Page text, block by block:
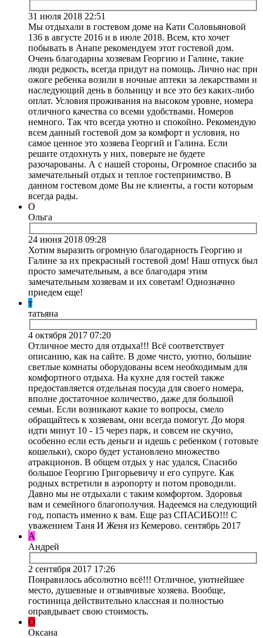
31 июля 2018 22:51
Мы отдыхали в гостевом доме на Кати Соловьяновой
136 в августе 2016 и в июле 2018. Всем, кто хочет
побывать в Анапе рекомендуем этот гостевой дом.
Очень благодарны хозяевам Георгию и Галине, такие
люди редкость, всегда придут на помощь. Лично нас при
ожоге ребенка возили в ночные аптеки за лекарствами и
наследующий день в больницу и все это без каких-либо
оплат. Условия проживания на высоком уровне, номера
отличного качества со всеми удобствами. Номеров
немного. Так что всегда уютно и спокойно. Рекомендую
всем данный гостевой дом за комфорт и условия, но
самое ценное это хозяева Георгий и Галина. Если
решите отдохнуть у них, поверьте не будете
разочарованы. А с нашей стороны, Огромное спасибо за
замечательный отдых и теплое гостеприимство. В
данном гостевом доме Вы не клиенты, а гости которым
всегда рады.
О
Ольга
24 июня 2018 09:28
Хотим выразить огромную благодарность Георгию и
Галине за их прекрасный гостевой дом! Наш отпуск был
просто замечательным, а все благодаря этим
замечательным хозяевам и их советам! Однозначно
приедем еще!
т
татьяна
4 октября 2017 07:20
Отличное место для отдыха!!! Всё соответствует
описанию, как на сайте. В доме чисто, уютно, большие
светлые комнаты оборудованы всем необходимым для
комфортного отдыха. На кухне для гостей также
предоставляется отдельная посуда для своего номера,
вполне достаточное количество, даже для большой
семьи. Если возникают какие то вопросы, смело
обращайтесь к хозяевам, они всегда помогут. До моря
идти минут 10 - 15 через парк, и совсем не скучно,
особенно если есть деньги и идешь с ребенком ( готовьте
кошельки), скоро будет установлено множество
атракционов. В общем отдых у нас удался, Спасибо
большое Георгию Григорьевичу и его супруге. Как
родных встретили в аэропорту и потом проводили.
Давно мы не отдыхали с таким комфортом. Здоровья
вам и семейного благополучия. Надеемся на следующий
год, попасть именно к вам. Еще раз СПАСИБО!!! С
уважением Таня И Женя из Кемерово. сентябрь 2017
А
Андрей
2 сентября 2017 17:26
Понравилось абсолютно всё!!! Отличное, уютнейшее
место, душевные и отзывчивые хозяева. Вообще,
гостиница действительно классная и полностью
оправдывает свою стоимость.
О
Оксана